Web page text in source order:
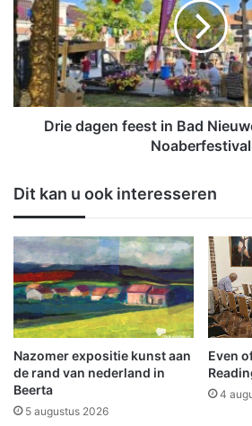
h
o
t
e
n
k
t
e
r
u
g
o
p
g
e
s
l
a
e
d
a
g
e
n
t
i
n
B
a
d
N
i
e
u
w
e
Drie dagen feest in Bad
Noaberfestival
Dit kan u ook interesseren
Nazomer expositie kunst aan
de rand van nederland in
Beerta
5 augustus 2026
Even
4